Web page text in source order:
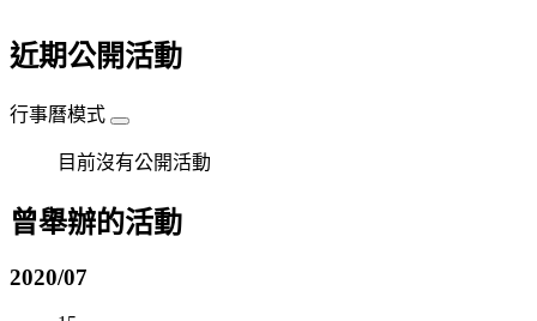
近期公開活動
行事曆模式
目前沒有公開活動
曾舉辦的活動
2020/07